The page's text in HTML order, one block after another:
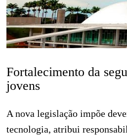
Fortalecimento da
jovens
A nova legislação impõe
tecnologia, atribui